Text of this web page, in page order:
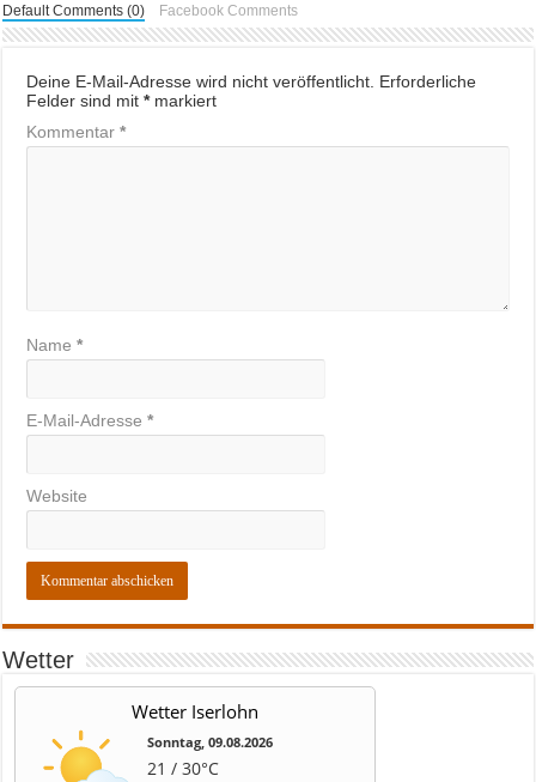
Default Comments (0) Facebook Comments
Deine E-Mail-Adresse wird nicht veröffentlicht. Erforderliche
Felder sind mit*markiert
Kommentar*
Name*
E-Mail-Adresse*
Website
Wetter
Wetter Iserlohn
Sonntag, 09.08.2026
21 / 30°C